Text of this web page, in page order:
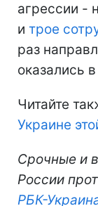
агрессии -
и трое
раз
оказались
Читайте
Украине
Срочные и
России
РБК-